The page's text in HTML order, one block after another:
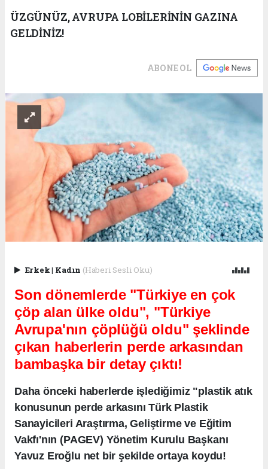
ÜZGÜNÜZ, AVRUPA LOBİLERİNİN GAZINA
GELDİNİZ!
ABONE OL
Erkek| Kadın (Haberi Sesli Oku)
Son dönemlerde "Türkiye en çok
çöp alan ülke oldu", "Türkiye
Avrupa'nın çöplüğü oldu" şeklinde
çıkan haberlerin perde arkasından
bambaşka bir detay çıktı!
Daha önceki haberlerde işlediğimiz "plastik atık
konusunun perde arkasını Türk Plastik
Sanayicileri Araştırma, Geliştirme ve Eğitim
Vakfı'nın (PAGEV) Yönetim Kurulu Başkanı
Yavuz Eroğlu net bir şekilde ortaya koydu!